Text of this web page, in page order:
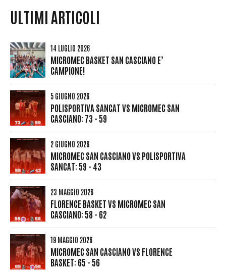
ULTIMI ARTICOLI
14 LUGLIO 2026
MICROMEC BASKET SAN CASCIANO E’
CAMPIONE!
5 GIUGNO 2026
POLISPORTIVA SANCAT VS MICROMEC SAN
CASCIANO: 73 - 59
2 GIUGNO 2026
MICROMEC SAN CASCIANO VS POLISPORTIVA
SANCAT: 59 - 43
23 MAGGIO 2026
FLORENCE BASKET VS MICROMEC SAN
CASCIANO: 58 - 62
19 MAGGIO 2026
MICROMEC SAN CASCIANO VS FLORENCE
BASKET: 65 - 56